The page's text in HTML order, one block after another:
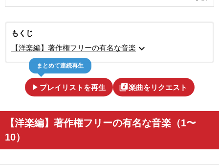
もくじ
【洋楽編】著作権フリーの有名な音楽 expand_more
play_arrow プレイリストを再生
まとめて連続再生
library_music楽曲をリクエスト
【洋楽編】著作権フリーの有名な音楽（1〜
10）